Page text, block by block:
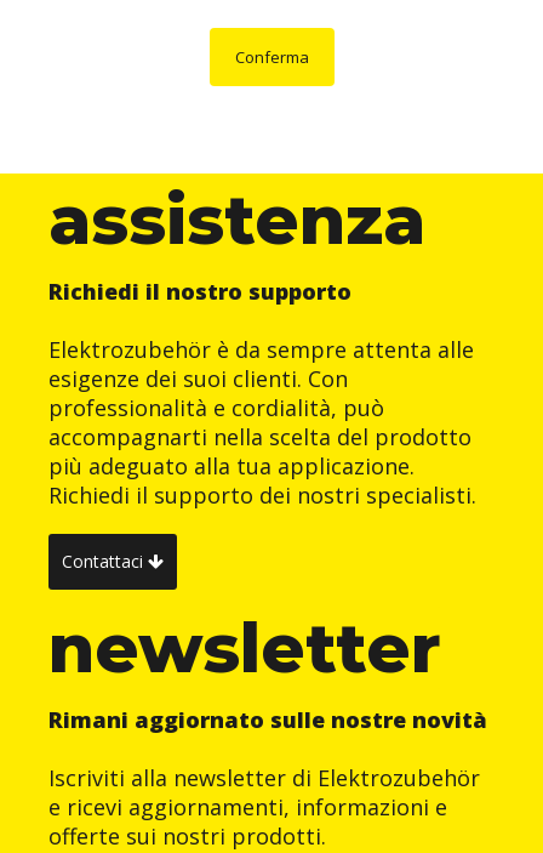
Conferma
assistenza
Richiedi il nostro supporto
Elektrozubehör è da sempre attenta alle
esigenze dei suoi clienti. Con
professionalità e cordialità, può
accompagnarti nella scelta del prodotto
più adeguato alla tua applicazione.
Richiedi il supporto dei nostri specialisti.
Contattaci
newsletter
Rimani aggiornato sulle nostre novità
Iscriviti alla newsletter di Elektrozubehör
e ricevi aggiornamenti, informazioni e
offerte sui nostri prodotti.